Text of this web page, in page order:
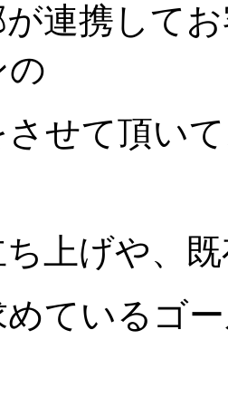
が連携して
の
させて頂い
上げや、
ているゴ